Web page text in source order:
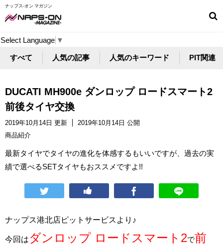
ナップス-オン マガジン
Select Language ▼
すべて 人気の記事 人気のキーワード PIT関連
DUCATI MH900e ダンロップ ロードスマート2
前後タイヤ交換
2019年10月14日 更新
2019年10月14日 公開
商品紹介
最新タイヤでタイヤの進化を体感するもいいですが、過去の実
績で選べるSETタイヤもおススメですよ!!
ナップス港北店ピットサービスより♪
今回はダンロップ ロードスマート2で前